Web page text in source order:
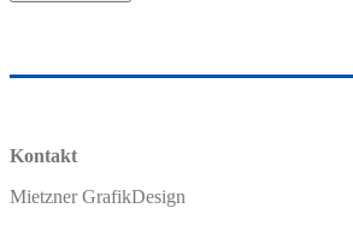
Kontakt
Mietzner GrafikDesign